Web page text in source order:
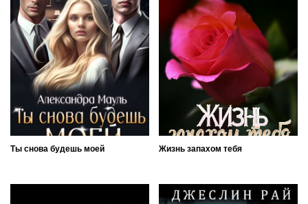
Ты снова будешь моей Жизнь запахом тебя